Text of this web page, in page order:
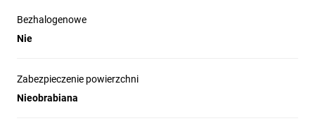
Bezhalogenowe
Nie
Zabezpieczenie powierzchni
Nieobrabiana